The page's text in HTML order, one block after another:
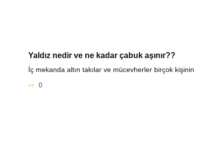
Yaldız nedir ve ne kadar çabuk aşınır??
İç mekanda altın takılar ve mücevherler birçok kişinin
0